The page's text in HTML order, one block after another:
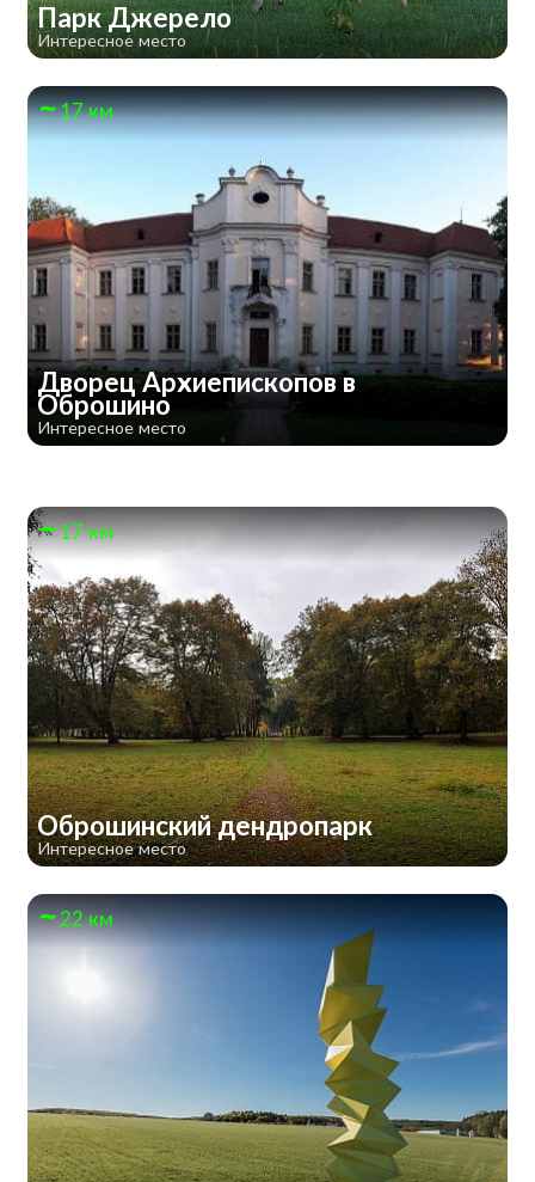
Парк Джерело
Интересное место
17 км
Дворец Архиепископов в
Оброшино
Интересное место
17 км
Оброшинский дендропарк
Интересное место
22 км